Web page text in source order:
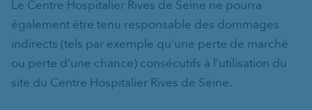
Le Centre Hospitalier Rives de Seine ne pourra
également être tenu responsable des dommages
indirects (tels par exemple qu’une perte de marché
ou perte d’une chance) consécutifs à l’utilisation du
site du Centre Hospitalier Rives de Seine.